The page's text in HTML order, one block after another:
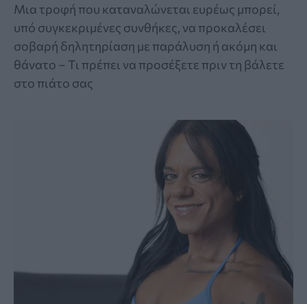
Μια τροφή που καταναλώνεται ευρέως μπορεί,
υπό συγκεκριμένες συνθήκες, να προκαλέσει
σοβαρή δηλητηρίαση με παράλυση ή ακόμη και
θάνατο – Τι πρέπει να προσέξετε πριν τη βάλετε
στο πιάτο σας